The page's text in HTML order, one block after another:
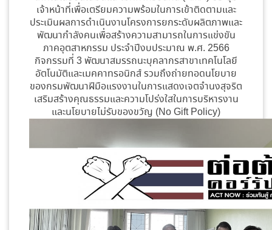
เจ้าหน้าที่เพื่อเตรียมความพร้อมในการเข้าติดตามและ
ประเมินผลการดำเนินงานโครงการยกระดับผลิตภาพและ
พัฒนากำลังคนเพื่อสร้างความสามารถในการแข่งขัน
ภาคอุตสาหกรรม ประจำปีงบประมาณ พ.ศ. 2566
กิจกรรมที่ 3 พัฒนาสมรรถนะบุคลากรสาขาเทคโนโลยี
อัตโนมัติและเมคคาทรอนิกส์ รวมถึงถ่ายทอดนโยบาย
ของกรมพัฒนาฝีมือแรงงานในการแสดงเจตจำนงสุจริต
เสริมสร้างคุณธรรมและความโปร่งใสในการบริหารงาน
และนโยบายไม่รับของขวัญ (No Gift Policy)